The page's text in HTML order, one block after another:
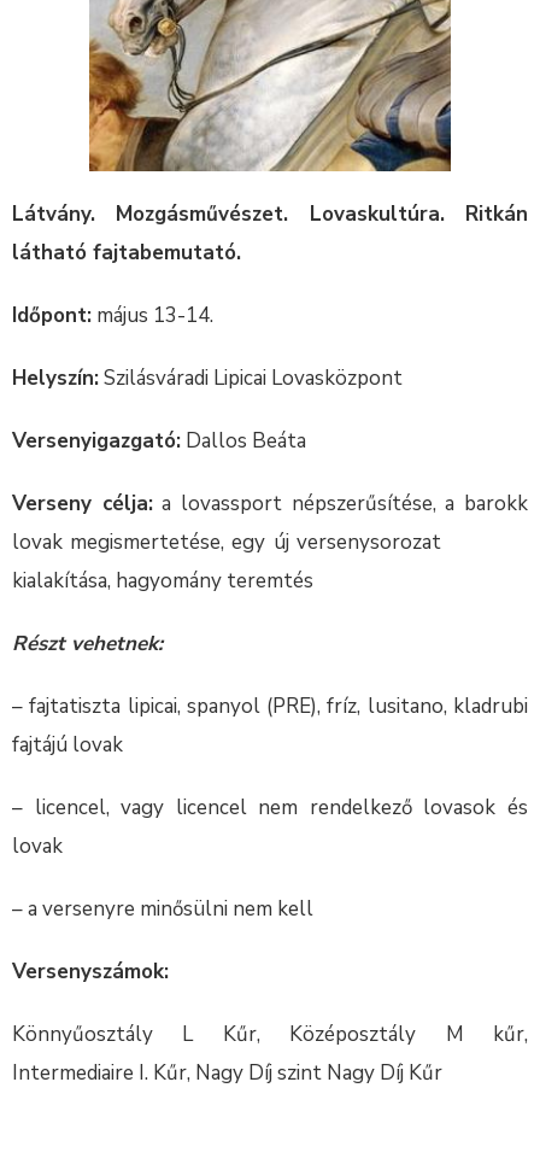
Látvány. Mozgásművészet. Lovaskultúra. Ritkán
látható fajtabemutató.
Időpont: május 13-14.
Helyszín:Szilásváradi Lipicai Lovasközpont
Versenyigazgató: Dallos Beáta
Verseny célja:a lovassport népszerűsítése, a barokk
lovak megismertetése, egy új versenysorozat
kialakítása, hagyomány teremtés
Részt vehetnek:
– fajtatiszta lipicai, spanyol (PRE), fríz, lusitano, kladrubi
fajtájú lovak
– licencel, vagy licencel nem rendelkező lovasok és
lovak
– a versenyre minősülni nem kell
Versenyszámok:
Könnyűosztály L Kűr, Középosztály M kűr,
Intermediaire I. Kűr, Nagy Díj szint Nagy Díj Kűr